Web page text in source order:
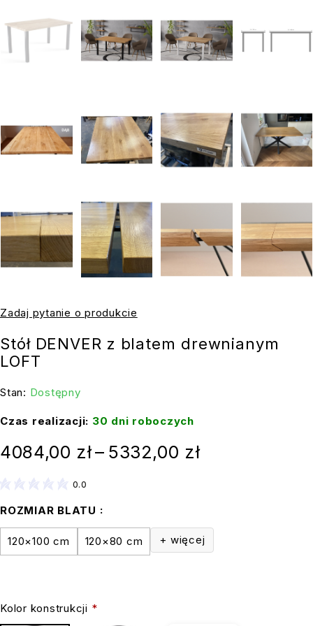
Zadaj pytanie o produkcie
Stół DENVER z blatem drewnianym
LOFT
Stan: Dostępny
Czas realizacji: 30 dni roboczych
4084,00 zł– 5332,00 zł
0.0
ROZMIAR BLATU
120×100 cm 120×80 cm + więcej
Kolor konstrukcji *